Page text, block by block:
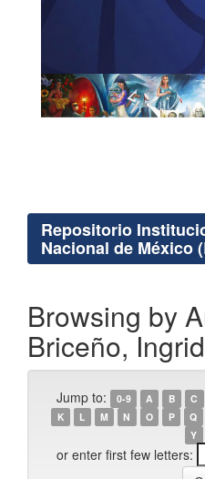
Repositorio
Nacional de México
Browsing by
Briceño,
Jump to: 0-9 A B C
K
L M N O P Q
Y
or enter first few letters: